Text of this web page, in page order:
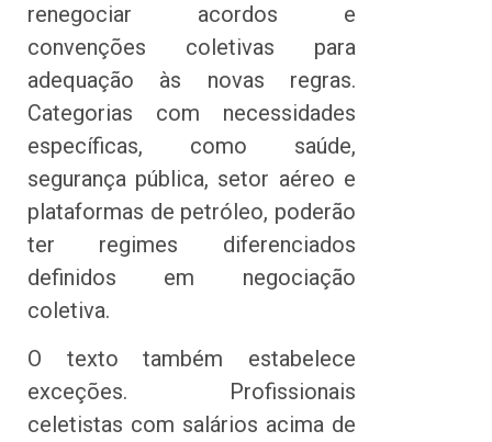
renegociar acordos e
convenções coletivas para
adequação às novas regras.
Categorias com necessidades
específicas, como saúde,
segurança pública, setor aéreo e
plataformas de petróleo, poderão
ter regimes diferenciados
definidos em negociação
coletiva.
O texto também estabelece
exceções. Profissionais
celetistas com salários acima de